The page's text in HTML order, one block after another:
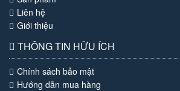
Liên hệ
Giới thiệu
THÔNG TIN HỮU ÍCH
Chính sách bảo mật
Hướng dẫn mua hàng